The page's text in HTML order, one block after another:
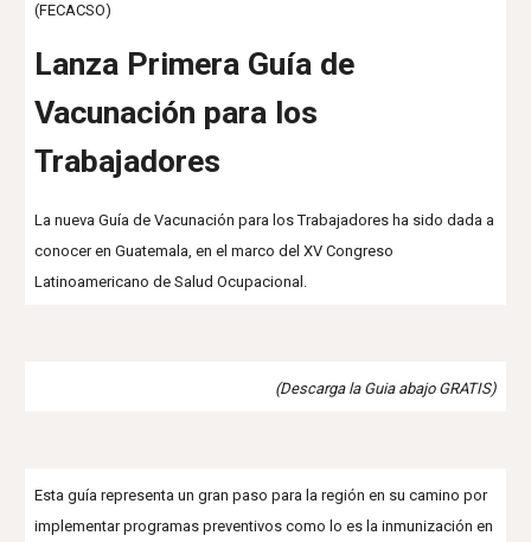
(FECACSO)
Lanza Primera Guía de
Vacunación para los
Trabajadores
La nueva Guía de Vacunación para los Trabajadores ha sido dada a
conocer en Guatemala, en el marco del XV Congreso
Latinoamericano de Salud Ocupacional.
(Descarga la Guia abajo GRATIS)
Esta guía representa un gran paso para la región en su camino por
implementar programas preventivos como lo es la inmunización en